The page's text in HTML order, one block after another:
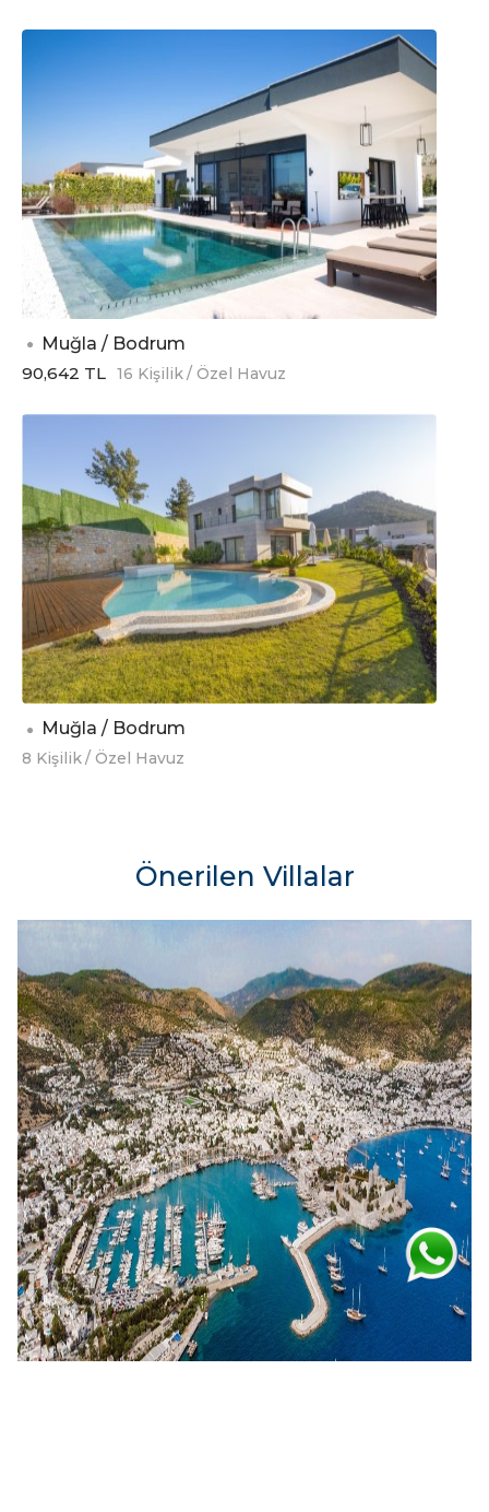
Muğla / Bodrum
90,642 TL 16 Kişilik/ Özel Havuz
Muğla / Bodrum
8 Kişilik/ Özel Havuz
Önerilen Villalar